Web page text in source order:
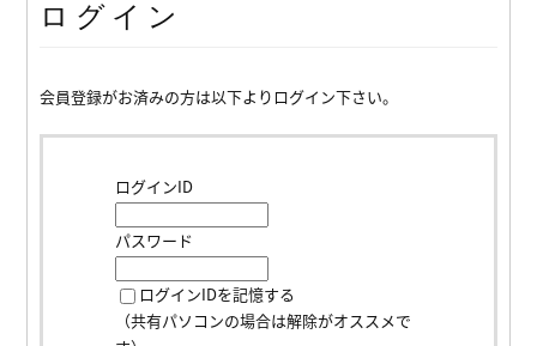
ログイン
会員登録がお済みの方は以下よりログイン下さい。
ログインID
パスワード
ログインIDを記憶する
（共有パソコンの場合は解除がオススメで